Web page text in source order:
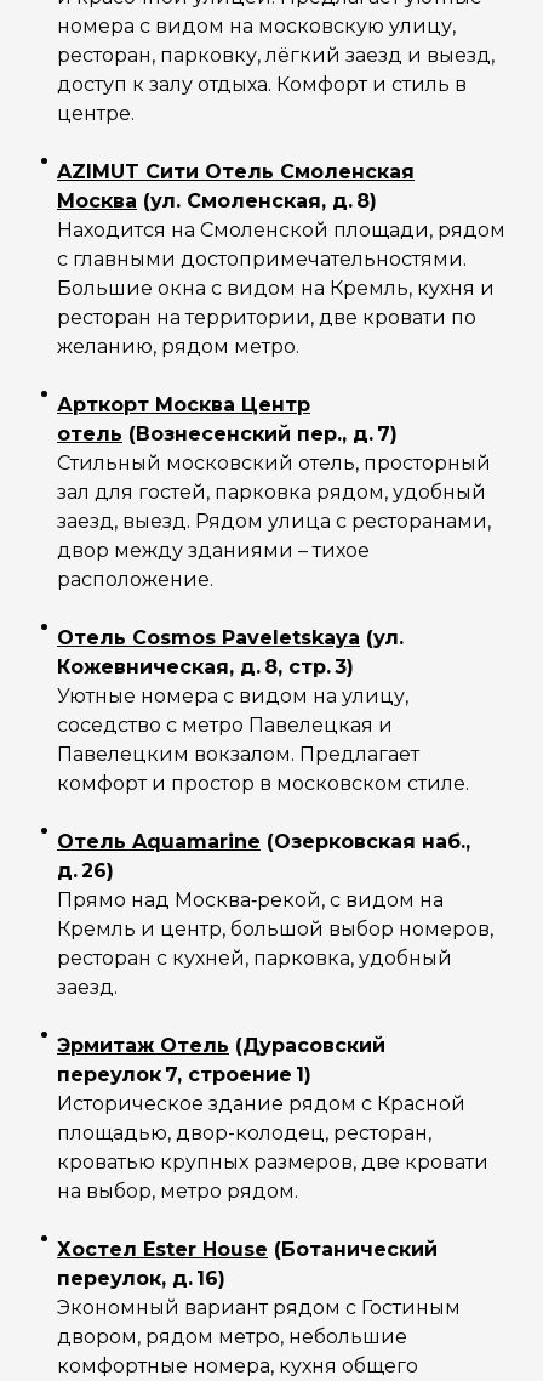
номера с видом на московскую улицу,
ресторан, парковку, лёгкий заезд и выезд,
доступ к залу отдыха. Комфорт и стиль в
центре.
AZIMUT Сити Отель Смоленская
Москва (ул. Смоленская, д. 8)
Находится на Смоленской площади, рядом
с главными достопримечательностями.
Большие окна с видом на Кремль, кухня и
ресторан на территории, две кровати по
желанию, рядом метро.
Арткорт Москва Центр
отель (Вознесенский пер., д. 7)
Стильный московский отель, просторный
зал для гостей, парковка рядом, удобный
заезд, выезд. Рядом улица с ресторанами,
двор между зданиями – тихое
расположение.
Отель Cosmos Paveletskaya (ул.
Кожевническая, д. 8, стр. 3)
Уютные номера с видом на улицу,
соседство с метро Павелецкая и
Павелецким вокзалом. Предлагает
комфорт и простор в московском стиле.
Отель Aquamarine (Озерковская наб.,
д. 26)
Прямо над Москва‑рекой, с видом на
Кремль и центр, большой выбор номеров,
ресторан с кухней, парковка, удобный
заезд.
Эрмитаж Отель (Дурасовский
переулок 7, строение 1)
Историческое здание рядом с Красной
площадью, двор-колодец, ресторан,
кроватью крупных размеров, две кровати
на выбор, метро рядом.
Хостел Ester House (Ботанический
переулок, д. 16)
Экономный вариант рядом с Гостиным
двором, рядом метро, небольшие
комфортные номера, кухня общего